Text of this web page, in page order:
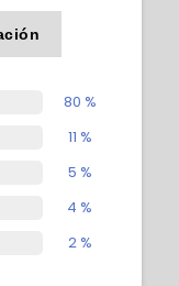
80 %
11 %
5 %
4 %
2 %